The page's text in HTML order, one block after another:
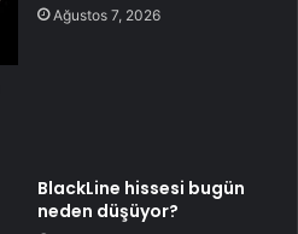
Ağustos 7, 2026
BlackLine hissesi bugün
neden düşüyor?